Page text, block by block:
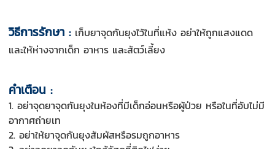
วิธีการรักษา : เก็บยาจุดกันยุงไว้ในที่แห้ง อย่าให้ถูกแสงแดด
และให้ห่างจากเด็ก อาหาร และสัตว์เลี้ยง
คำเตือน :
1. อย่าจุดยาจุดกันยุงในห้องที่มีเด็กอ่อนหรือผู้ป่วย หรือในที่อับไม่มี
อากาศถ่ายเท
2. อย่าให้ยาจุดกันยุงสัมผัสหรือรมถูกอาหาร